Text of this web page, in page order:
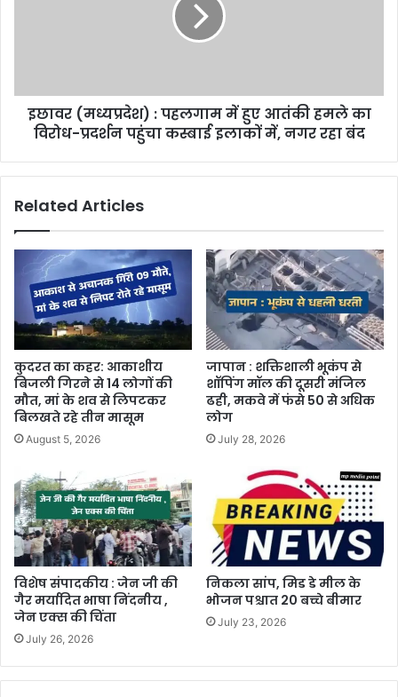
इछावर (मध्यप्रदेश) : पहलगाम में हुए आतंकी हमले का
विरोध-प्रदर्शन पहुंचा कस्बाई इलाकों में, नगर रहा बंद
Related Articles
कुदरत का कहर: आकाशीय
बिजली गिरने से 14 लोगों की
मौत, मां के शव से लिपटकर
बिलखते रहे तीन मासूम
August 5, 2026
जापान : शक्तिशाली भूकंप से
शॉपिंग मॉल की दूसरी मंजिल
ढही, मकवे में फंसे 50 से अधिक
लोग
July 28, 2026
विशेष संपादकीय : जेन जी की
गैर मर्यादित भाषा निंदनीय ,
जेन एक्स की चिंता
July 26, 2026
निकला सांप, मिड डे मील के
भोजन पश्चात 20 बच्चे बीमार
July 23, 2026